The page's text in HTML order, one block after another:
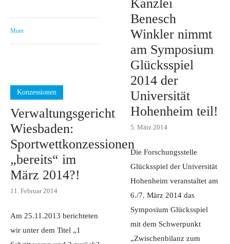
More
Kanzlei
Benesch
Winkler nimmt
am Symposium
Glücksspiel
2014 der
Universität
Hohenheim teil!
5. März 2014
Die Forschungsstelle
Glücksspiel der Universität
Hohenheim veranstaltet am
6./7. März 2014 das
Symposium Glücksspiel
mit dem Schwerpunkt
„Zwischenbilanz zum
Konzessionen
Verwaltungsgericht
Wiesbaden:
Sportwettkonzessionen
„bereits“ im
März 2014?!
11. Februar 2014
Am 25.11.2013 berichteten
wir unter dem Titel „1